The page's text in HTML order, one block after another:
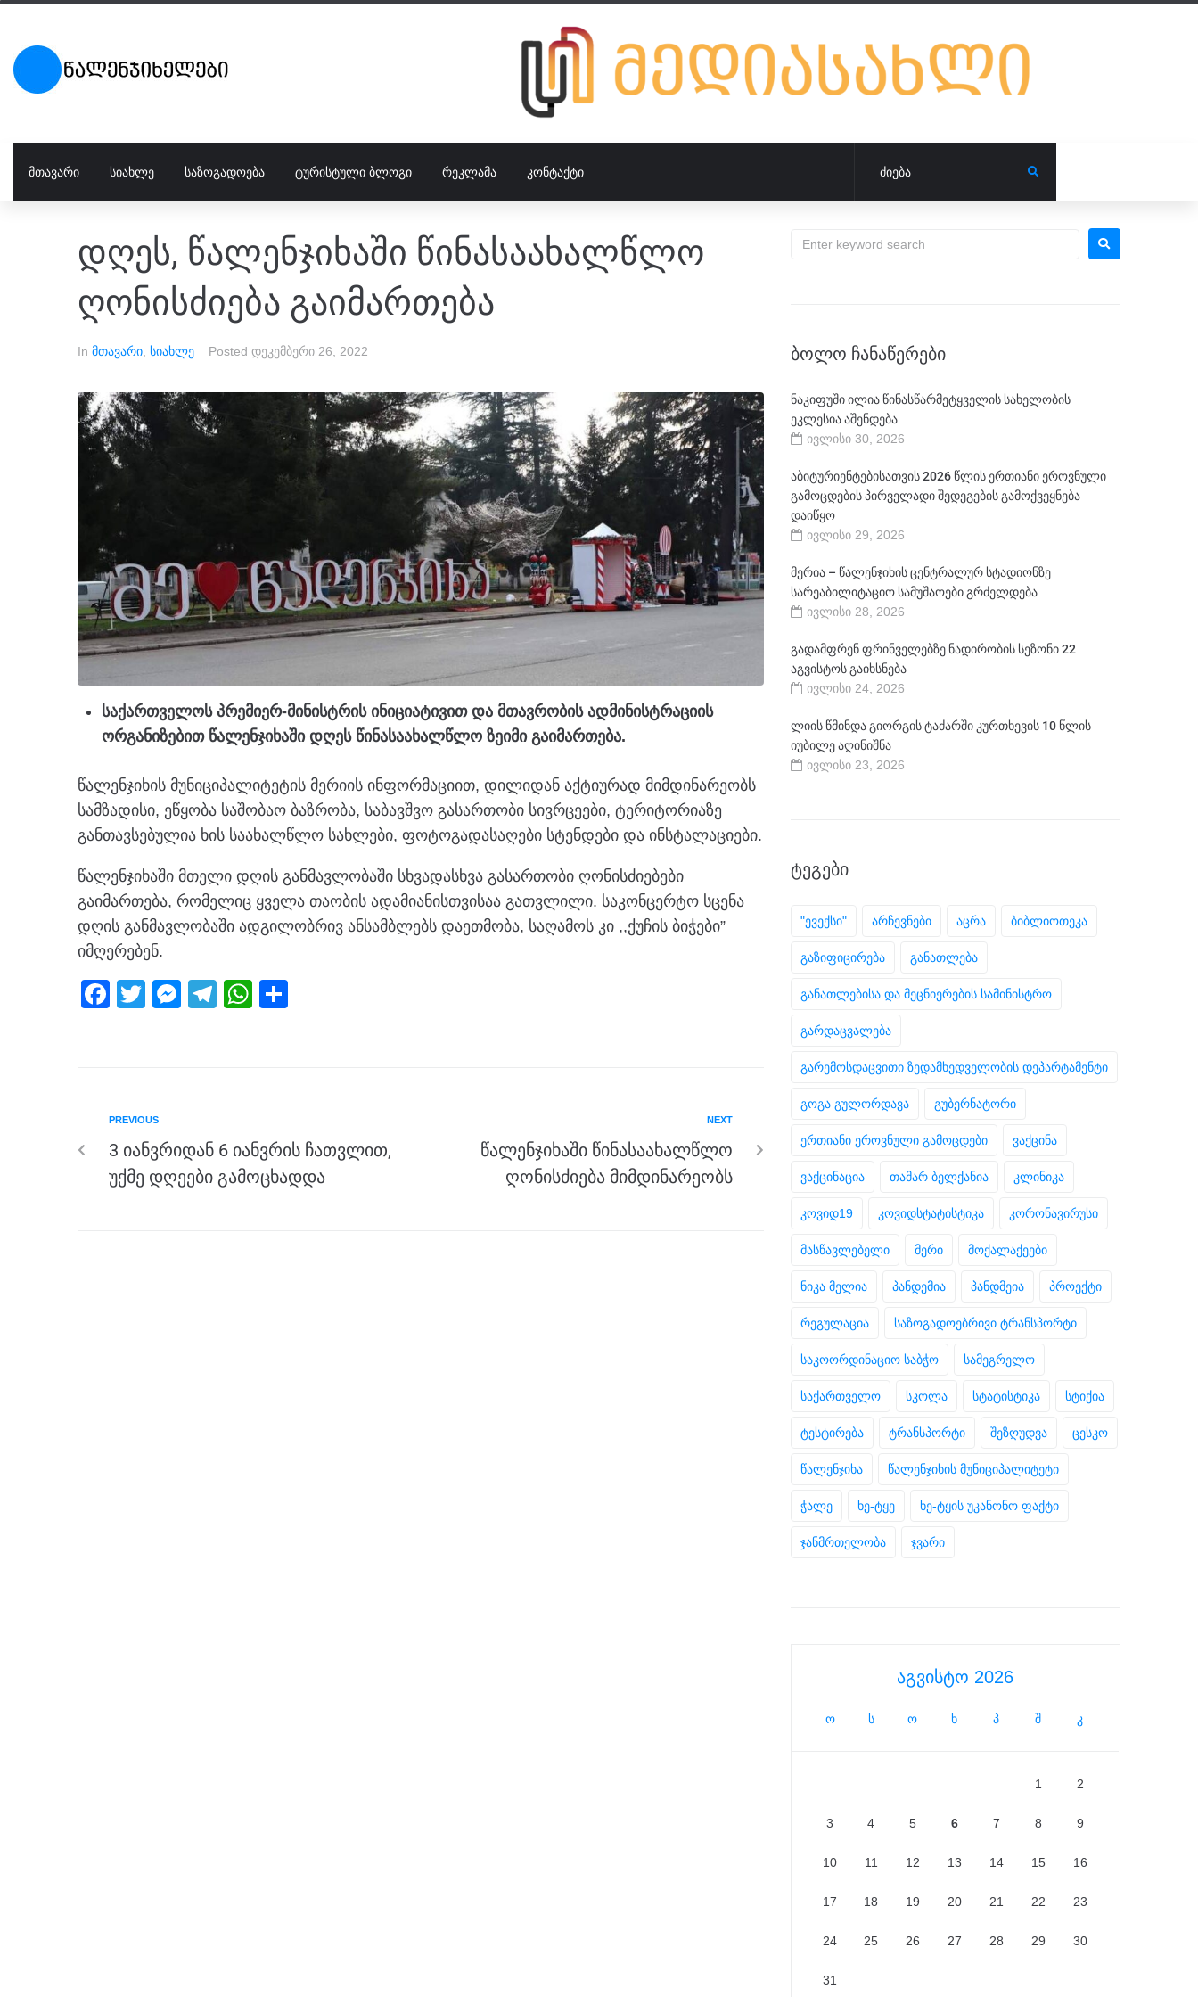
ᲛᲗᲐᲕᲐᲠᲘ ᲡᲘᲐᲮᲚᲔ ᲡᲐᲖᲝᲒᲐᲓᲝᲔᲑᲐ ᲢᲣᲠᲘᲡᲢᲣᲚᲘ ᲑᲚᲝᲒᲘ ᲠᲔᲙᲚᲐᲛᲐ ᲙᲝᲜᲢᲐᲥᲢᲘ
დღეს, წალენჯიხაში წინასაახალწლო
ღონისძიება გაიმართება
In მთავარი სიახლე Posted დეკემბერი 26, 2022
საქართველოს პრემიერ-მინისტრის ინიციატივით და მთავრობის ადმინისტრაციის
ორგანიზებით წალენჯიხაში დღეს წინასაახალწლო ზეიმი გაიმართება.
წალენჯიხის მუნიციპალიტეტის მერიის ინფორმაციით, დილიდან აქტიურად მიმდინარეობს
სამზადისი, ეწყობა საშობაო ბაზრობა, საბავშვო გასართობი სივრცეები, ტერიტორიაზე
განთავსებულია ხის საახალწლო სახლები, ფოტოგადასაღები სტენდები და ინსტალაციები.
წალენჯიხაში მთელი დღის განმავლობაში სხვადასხვა გასართობი ღონისძიებები
გაიმართება, რომელიც ყველა თაობის ადამიანისთვისაა გათვლილი. საკონცერტო სცენა
დღის განმავლობაში ადგილობრივ ანსამბლებს დაეთმობა, საღამოს კი ,,ქუჩის ბიჭები”
იმღერებენ.
F
b
o
o
k
T
M
er
T
m
W
p
p
PREVIOUS
3 იანვრიდან 6 იანვრის ჩათვლით,
უქმე დღეები გამოცხადდა
NEXT
წალენჯიხაში წინასაახალწლო
ღონისძიება მიმდინარეობს
ᲑᲝᲚᲝ ᲩᲐᲜᲐᲬᲔᲠᲔᲑᲘ
ნაკიფუში ილია წინასწარმეტყველის სახელობის
ეკლესია აშენდება
ივლისი 30, 2026
აბიტურიენტებისათვის 2026 წლის ერთიანი ეროვნული
გამოცდების პირველადი შედეგების გამოქვეყნება
დაიწყო
ივლისი 29, 2026
მერია – წალენჯიხის ცენტრალურ სტადიონზე
სარეაბილიტაციო სამუშაოები გრძელდება
ივლისი 28, 2026
გადამფრენ ფრინველებზე ნადირობის სეზონი 22
აგვისტოს გაიხსნება
ივლისი 24, 2026
ლიის წმინდა გიორგის ტაძარში კურთხევის 10 წლის
იუბილე აღინიშნა
ივლისი 23, 2026
ᲢᲔᲒᲔᲑᲘ
"ევექსი" არჩევნები აცრა ბიბლიოთეკა
გაზიფიცირება განათლება
განათლებისა და მეცნიერების სამინისტრო
გარდაცვალება
გარემოსდაცვითი ზედამხედველობის დეპარტამენტი
გოგა გულორდავა გუბერნატორი
ერთიანი ეროვნული გამოცდები ვაქცინა
ვაქცინაცია თამარ ბელქანია კლინიკა
კოვიდ19 კოვიდსტატისტიკა კორონავირუსი
მასწავლებელი მერი მოქალაქეები
ნიკა მელია პანდემია პანდმეია პროექტი
რეგულაცია საზოგადოებრივი ტრანსპორტი
საკოორდინაციო საბჭო სამეგრელო
საქართველო სკოლა სტატისტიკა სტიქია
ტესტირება ტრანსპორტი შეზღუდვა ცესკო
წალენჯიხა წალენჯიხის მუნიციპალიტეტი
ჭალე ხე-ტყე ხე-ტყის უკანონო ფაქტი
ჯანმრთელობა ჯვარი
აგვისტო 2026
ო ს ო ხ პ შ კ
1 2
3 4 5 6 7 8 9
10 11 12 13 14 15 16
17 18 19 20 21 22 23
24 25 26 27 28 29 30
31